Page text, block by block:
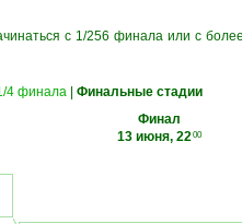
с 1/256 финала или с
4 финала| Финальные стадии
Финал
13 июня, 2200